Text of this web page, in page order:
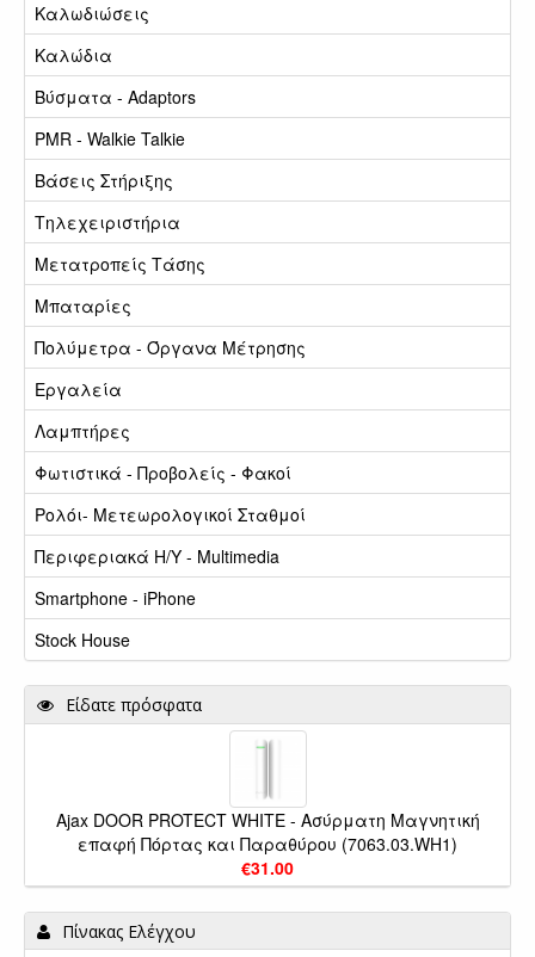
Καλωδιώσεις
Καλώδια
Βύσματα - Adaptors
PMR - Walkie Talkie
Βάσεις Στήριξης
Τηλεχειριστήρια
Μετατροπείς Τάσης
Μπαταρίες
Πολύμετρα - Όργανα Μέτρησης
Εργαλεία
Λαμπτήρες
Φωτιστικά - Προβολείς - Φακοί
Ρολόι- Μετεωρολογικοί Σταθμοί
Περιφεριακά Η/Υ - Multimedia
Smartphone - iPhone
Stock House
Είδατε πρόσφατα
Ajax DOOR PROTECT WHITE - Ασύρματη Μαγνητική
επαφή Πόρτας και Παραθύρου (7063.03.WH1)
€31.00
Πίνακας Ελέγχου